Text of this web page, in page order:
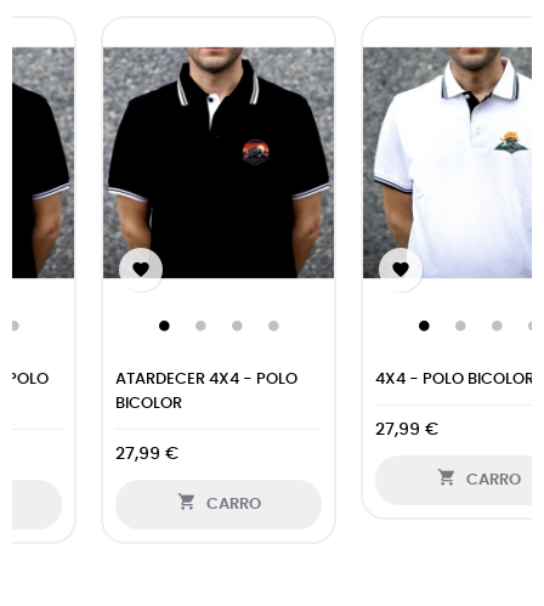

ATARDECER 4X4 - POLO
CARRO

4X4 - POLO BICOLOR
CARRO